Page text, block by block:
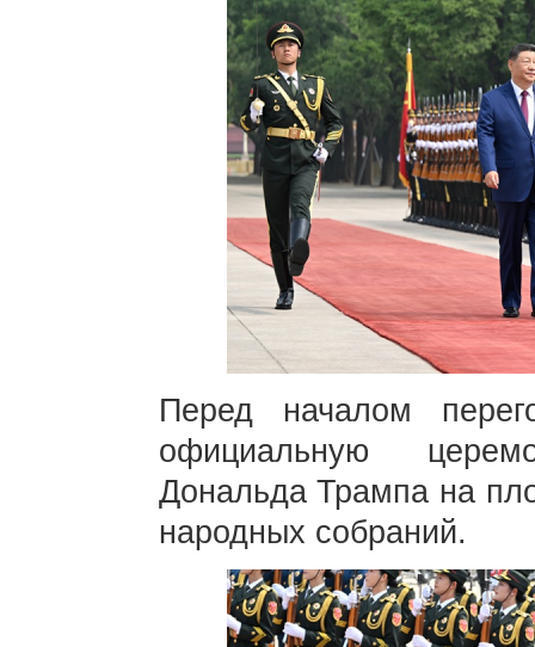
Перед началом
официальную
Дональда Трампа на
народных собраний.